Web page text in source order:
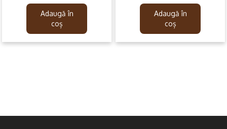
was:
139.99lei.
is:
89.99lei.
Adaugă în
coș
was:
189.99lei.
is:
99.99lei.
Adaugă în
coș